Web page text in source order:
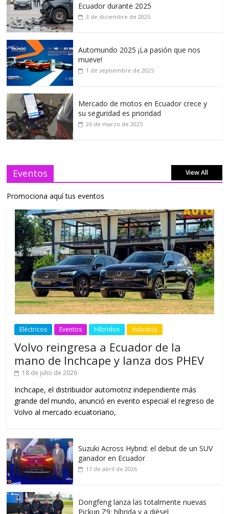
Ecuador durante 2025
3 de diciembre de 2025
Automundo 2025 ¡La pasión que nos
mueve!
1 de septiembre de 2025
Mercado de motos en Ecuador crece y
su seguridad es prioridad
26 de marzo de 2025
Eventos View All
Promociona aquí tus eventos
Eléctricos Eventos Híbridos Industria
Volvo reingresa a Ecuador de la
mano de Inchcape y lanza dos PHEV
18 de julio de 2026
Inchcape, el distribuidor automotriz independiente más
grande del mundo, anunció en evento especial el regreso de
Volvo al mercado ecuatoriano,
Suzuki Across Hybrid: el debut de un SUV
ganador en Ecuador
17 de abril de 2026
Dongfeng lanza las totalmente nuevas
Pickup Z9: híbrida y a diésel